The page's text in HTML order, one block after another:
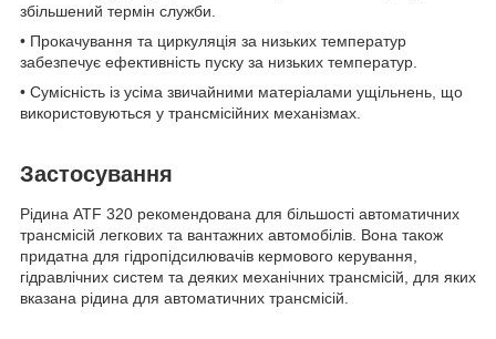
збільшений термін служби.
• Прокачування та циркуляція за низьких температур
забезпечує ефективність пуску за низьких температур.
• Сумісність із усіма звичайними матеріалами ущільнень, що
використовуються у трансмісійних механізмах.
Застосування
Рідина ATF 320 рекомендована для більшості автоматичних
трансмісій легкових та вантажних автомобілів. Вона також
придатна для гідропідсилювачів кермового керування,
гідравлічних систем та деяких механічних трансмісій, для яких
вказана рідина для автоматичних трансмісій.